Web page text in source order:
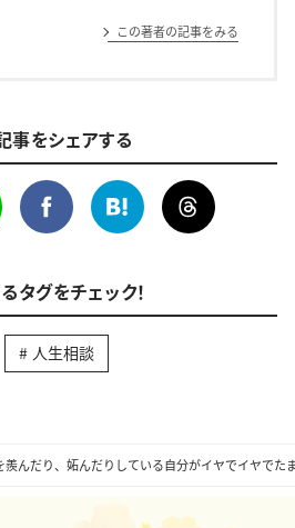
羨んだり、妬んだりしている自分がイヤでイヤで
この著者の記事をみる
事をシェアする
タグをチェック！
人生相談